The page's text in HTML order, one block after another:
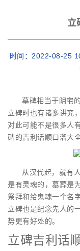
立
时间：2022-08-25
墓碑相当于阴宅
立碑时也有诸多讲究
对此可能不是很多人
碑的吉利话顺口溜大
从汉代起，就有
是有灵魂的，墓葬是
祭拜和给鬼魂一个名
立碑也是纪念先人的
势更有好处的。
立碑吉利话